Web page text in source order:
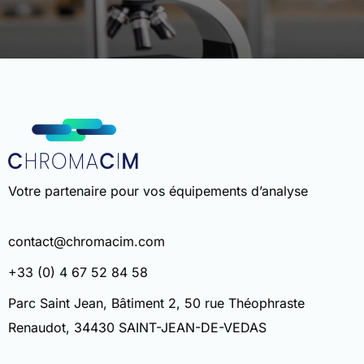
TLC
Équipement TLC
Découvrez l’ensemble de nos produits et équipement
pour votre laboratoire.
Voir tous nos produits
Environnement
Autres
Votre partenaire pour vos équipements d’analyse
contact@chromacim.com
+33 (0) 4 67 52 84 58
Parc Saint Jean, Bâtiment 2, 50 rue Théophraste
Renaudot, 34430 SAINT-JEAN-DE-VEDAS